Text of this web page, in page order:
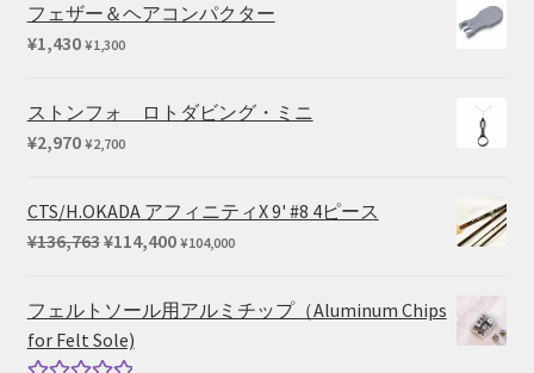
フェザー＆ヘアコンパクター
¥1,430 ¥1,300
ストンフォ ロトダビング・ミニ
¥2,970 ¥2,700
CTS/H.OKADA アフィニティX 9' #8 4ピース
¥136,763元
価
格
は
¥114,400現
の
¥104,000
フェルトソール用アルミチップ（Aluminum Chips
for Felt Sole)